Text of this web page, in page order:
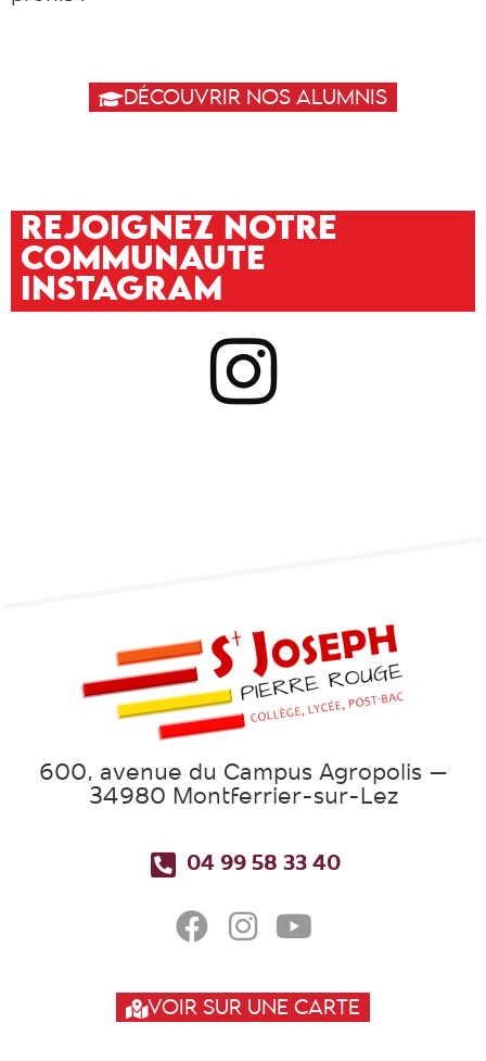
DÉCOUVRIR NOS ALUMNIS
REJOIGNEZ NOTRE
COMMUNAUTE
INSTAGRAM
600, avenue du Campus Agropolis –
34980 Montferrier-sur-Lez
04 99 58 33 40
VOIR SUR UNE CARTE